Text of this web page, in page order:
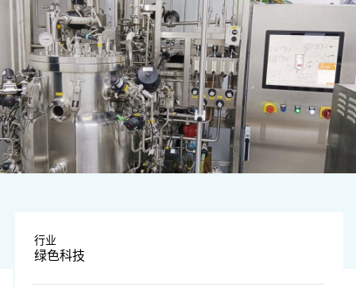
行业
绿色科技